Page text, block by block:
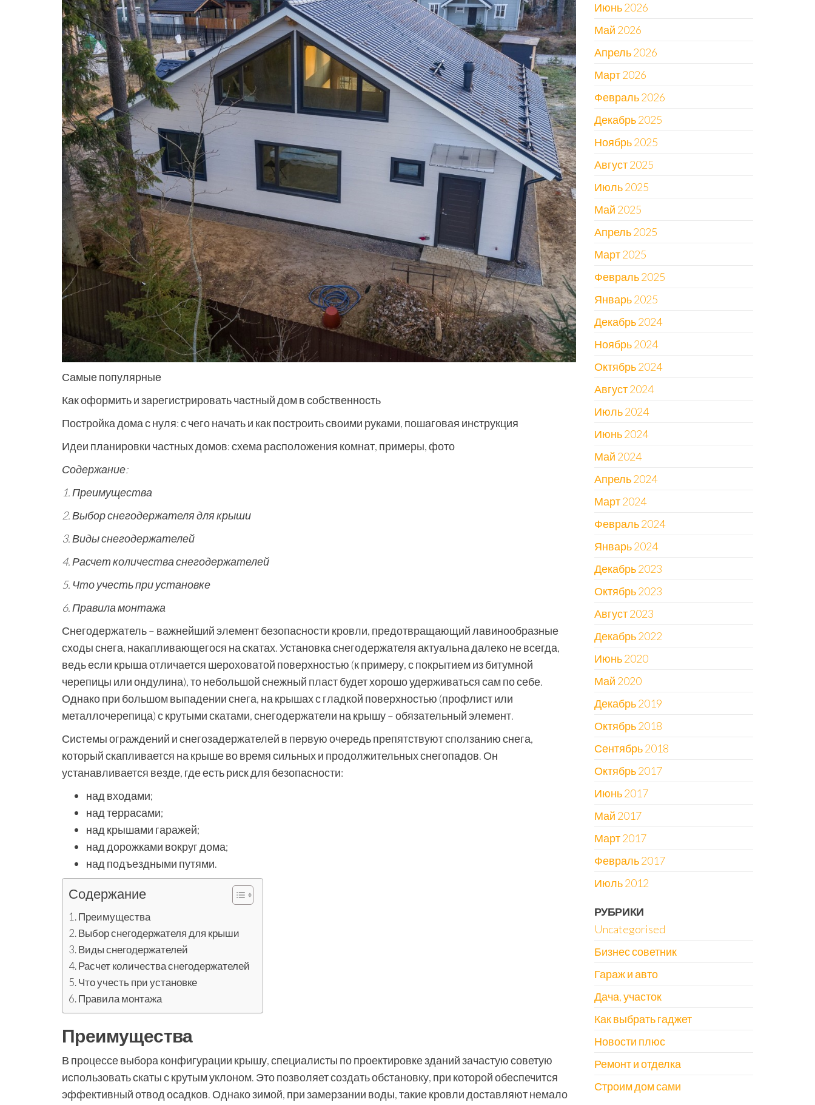
Самые популярные
Как оформить и зарегистрировать частный дом в собственность
Постройка дома с нуля: с чего начать и как построить своими руками, пошаговая инструкция
Идеи планировки частных домов: схема расположения комнат, примеры, фото
Содержание:
1. Преимущества
2. Выбор снегодержателя для крыши
3. Виды снегодержателей
4. Расчет количества снегодержателей
5. Что учесть при установке
6. Правила монтажа
Снегодержатель – важнейший элемент безопасности кровли, предотвращающий лавинообразные
сходы снега, накапливающегося на скатах. Установка снегодержателя актуальна далеко не всегда,
ведь если крыша отличается шероховатой поверхностью (к примеру, с покрытием из битумной
черепицы или ондулина), то небольшой снежный пласт будет хорошо удерживаться сам по себе.
Однако при большом выпадении снега, на крышах с гладкой поверхностью (профлист или
металлочерепица) с крутыми скатами, снегодержатели на крышу – обязательный элемент.
Системы ограждений и снегозадержателей в первую очередь препятствуют сползанию снега,
который скапливается на крыше во время сильных и продолжительных снегопадов. Он
устанавливается везде, где есть риск для безопасности:
над входами;
над террасами;
над крышами гаражей;
над дорожками вокруг дома;
над подъездными путями.
Содержание
Преимущества
Выбор снегодержателя для крыши
Виды снегодержателей
Расчет количества снегодержателей
Что учесть при установке
Правила монтажа
Преимущества
В процессе выбора конфигурации крышу, специалисты по проектировке зданий зачастую советую
использовать скаты с крутым уклоном. Это позволяет создать обстановку, при которой обеспечится
эффективный отвод осадков. Однако зимой, при замерзании воды, такие кровли доставляют немало
Июнь 2026
Май 2026
Апрель 2026
Март 2026
Февраль 2026
Декабрь 2025
Ноябрь 2025
Август 2025
Июль 2025
Май 2025
Апрель 2025
Март 2025
Февраль 2025
Январь 2025
Декабрь 2024
Ноябрь 2024
Октябрь 2024
Август 2024
Июль 2024
Июнь 2024
Май 2024
Апрель 2024
Март 2024
Февраль 2024
Январь 2024
Декабрь 2023
Октябрь 2023
Август 2023
Декабрь 2022
Июнь 2020
Май 2020
Декабрь 2019
Октябрь 2018
Сентябрь 2018
Октябрь 2017
Июнь 2017
Май 2017
Март 2017
Февраль 2017
Июль 2012
РУБРИКИ
Uncategorised
Бизнес советник
Гараж и авто
Дача, участок
Как выбрать гаджет
Новости плюс
Ремонт и отделка
Строим дом сами